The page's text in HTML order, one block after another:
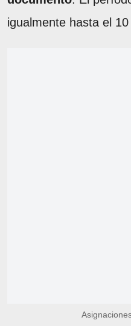
igualmente hasta el